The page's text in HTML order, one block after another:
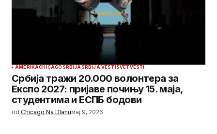
AMERIKACHICAGO SRBIJA SRBIJA VESTISVETVESTI
Србија тражи 20.000 волонтера за
Експо 2027: пријаве почињу 15. маја,
студентима и ЕСПБ бодови
od Chicago Na Dlanuмај 9, 2026